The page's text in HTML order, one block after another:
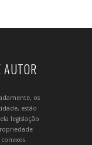
AUTOR
os
estão
legislação